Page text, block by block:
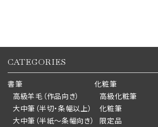
CATEGORIES
書筆
高級羊毛（作品向き）
大中筆（半切・条幅以上）
大中筆（半紙～条幅向き）
化粧筆
高級化粧筆
化粧筆
限定品